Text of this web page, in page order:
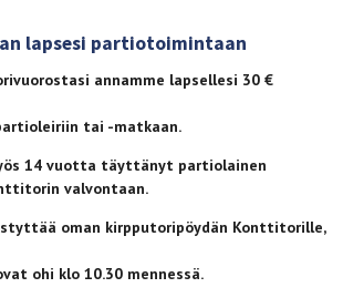
lapsesi partiotoimintaan
annamme lapsellesi 30 €
tai -matkaan.
14 vuotta täyttänyt partiolainen
valvontaan.
oman kirpputoripöydän Konttitorille,
ohi klo 10.30 mennessä.